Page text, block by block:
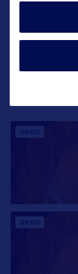
CONTACTS
CONTACTS